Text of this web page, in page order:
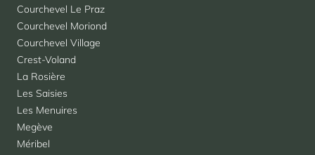
Courchevel Le Praz
Courchevel Moriond
Courchevel Village
Crest-Voland
La Rosière
Les Saisies
Les Menuires
Megève
Méribel